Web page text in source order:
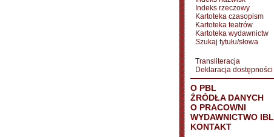
Indeks rzeczowy
Kartoteka czasopism
Kartoteka teatrów
Kartoteka wydawnictw
Szukaj tytułu/słowa
Transliteracja
Deklaracja dostępności
O PBL
ŹRÓDŁA DANYCH
O PRACOWNI
WYDAWNICTWO IBL
KONTAKT